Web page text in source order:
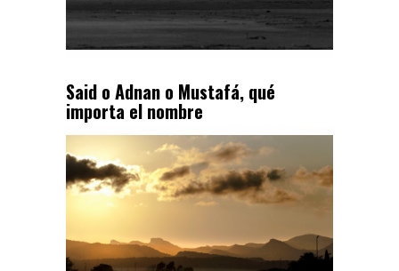
Said o Adnan o Mustafá, qué
importa el nombre